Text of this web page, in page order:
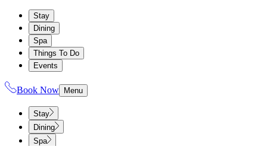
Stay
Dining
Spa
Things To Do
Events
Book Now Menu
Stay
Dining
Spa